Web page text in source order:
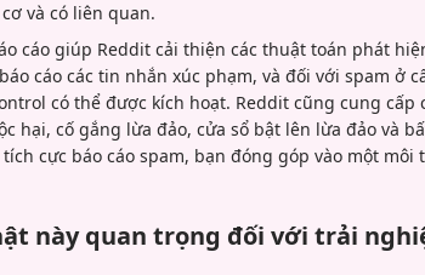
và có liên quan.
cáo giúp Reddit cải thiện các thuật toán phát
cáo các tin nhắn xúc phạm, và đối với spam ở
có thể được kích hoạt. Reddit cũng cung
hại, cố gắng lừa đảo, cửa sổ bật lên lừa đảo và
cực báo cáo spam, bạn đóng góp vào một
này quan trọng đối với trải